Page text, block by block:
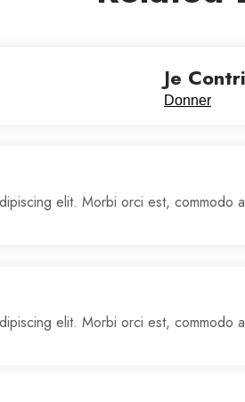
Je
Donner
elit. Morbi orci est, commodo
elit. Morbi orci est, commodo